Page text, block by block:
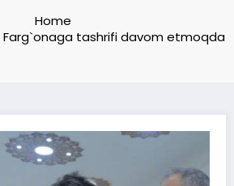
Home
Farg`onaga tashrifi davom etmoqda